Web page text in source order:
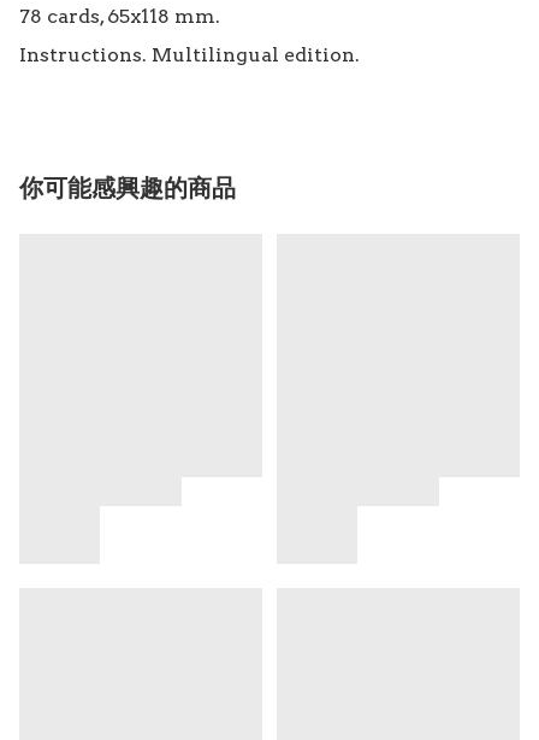
78 cards, 65x118 mm.
Instructions. Multilingual edition.
你可能感興趣的商品